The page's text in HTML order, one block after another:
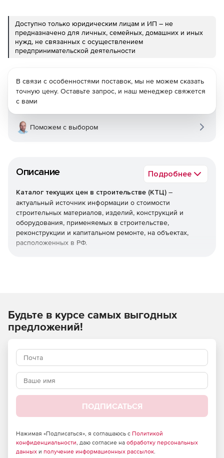
Доступно только юридическим лицам и ИП – не
предназначено для личных, семейных, домашних и иных
нужд, не связанных с осуществлением
предпринимательской деятельности
Описание Подробнее
Каталог текущих цен в строительстве (КТЦ) –
актуальный источник информации о стоимости
строительных материалов, изделий, конструкций и
оборудования, применяемых в строительстве,
реконструкции и капитальном ремонте, на объектах,
расположенных в РФ.
объектов, расположенных в Российской Федерации.
В связи с особенностями поставок, мы не можем сказать
точную цену. Оставьте запрос, и наш менеджер свяжется
с вами
Поможем с выбором
Будьте в курсе самых выгодных
предложений!
ПОДПИСАТЬСЯ
Нажимая «Подписаться», я соглашаюсь с Политикой
конфиденциальности, даю согласие на обработку персональных
данных и получение информационных рассылок.